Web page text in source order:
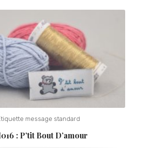
message standard
: P’tit Bout D’amour